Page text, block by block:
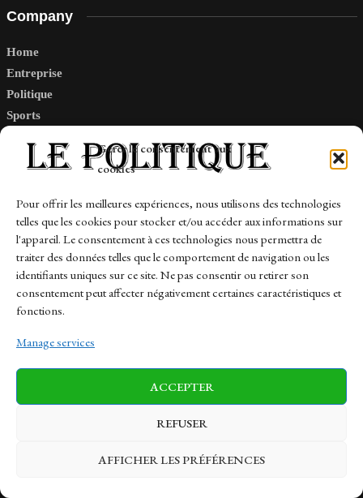
Gérer le consentement aux
cookies
Pour offrir les meilleures expériences, nous utilisons des technologies
telles que les cookies pour stocker et/ou accéder aux informations sur
l'appareil. Le consentement à ces technologies nous permettra de
traiter des données telles que le comportement de navigation ou les
identifiants uniques sur ce site. Ne pas consentir ou retirer son
consentement peut affecter négativement certaines caractéristiques et
fonctions.
Manage services
ACCEPTER
REFUSER
AFFICHER LES PRÉFÉRENCES
Company
Home
Entreprise
Politique
Sports
Links
Contact
Sitemap
News Finance-Marches Politics
Business Tech Health Sports Travel
© 1997-2026 - lepolitique.net. All Rights Reserved.